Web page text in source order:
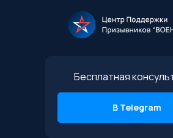
Бесплатная
В Telegram